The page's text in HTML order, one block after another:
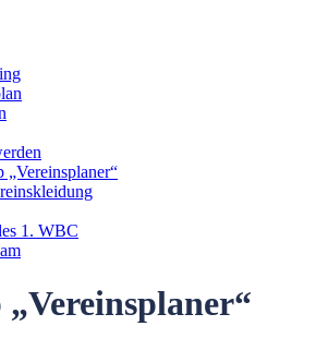
„Vereinsplaner“
1. WBC
„Vereinsplaner“